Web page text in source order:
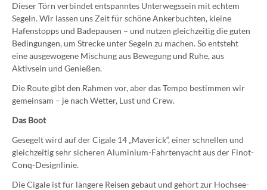
Dieser Törn verbindet entspanntes Unterwegssein mit echtem
Segeln. Wir lassen uns Zeit für schöne Ankerbuchten, kleine
Hafenstopps und Badepausen – und nutzen gleichzeitig die guten
Bedingungen, um Strecke unter Segeln zu machen. So entsteht
eine ausgewogene Mischung aus Bewegung und Ruhe, aus
Aktivsein und Genießen.
Die Route gibt den Rahmen vor, aber das Tempo bestimmen wir
gemeinsam – je nach Wetter, Lust und Crew.
Das Boot
Gesegelt wird auf der Cigale 14 „Maverick“, einer schnellen und
gleichzeitig sehr sicheren Aluminium-Fahrtenyacht aus der Finot-
Conq-Designlinie.
Die Cigale ist für längere Reisen gebaut und gehört zur Hochsee-